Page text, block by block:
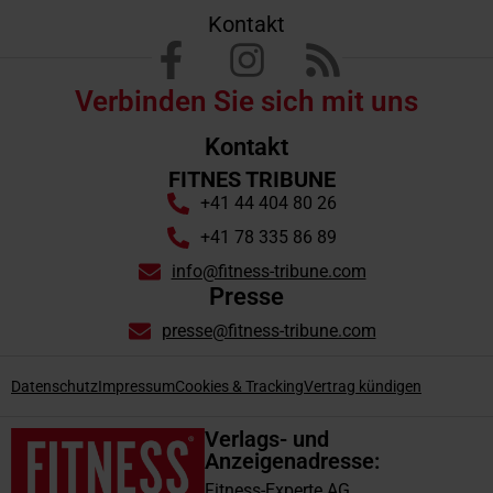
Verlags- und
Anzeigenadresse:
Kontakt
Kontakt
FITNES TRIBUNE
+41 44 404 80 26
+41 78 335 86 89
info@fitness-tribune.com
Presse
presse@fitness-tribune.com
Verbinden Sie sich mit uns
DatenschutzImpressumCookies & TrackingVertrag kündigen